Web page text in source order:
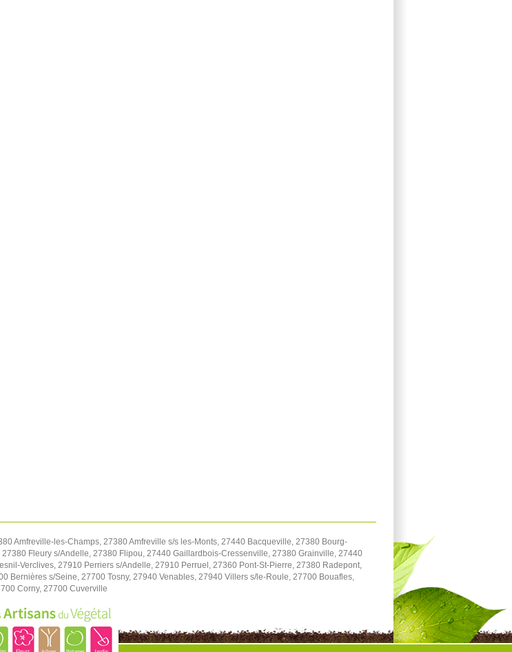
Amfreville-les-Champs, 27380 Amfreville s/s les-Monts, 27440 Bacqueville, 27380 Bourg-
Fleury s/Andelle, 27380 Flipou, 27440 Gaillardbois-Cressenville, 27380 Grainville, 27440
Verclives, 27910 Perriers s/Andelle, 27910 Perruel, 27360 Pont-St-Pierre, 27380 Radepont,
Bernières s/Seine, 27700 Tosny, 27940 Venables, 27940 Villers s/le-Roule, 27700 Bouafles,
Corny, 27700 Cuverville